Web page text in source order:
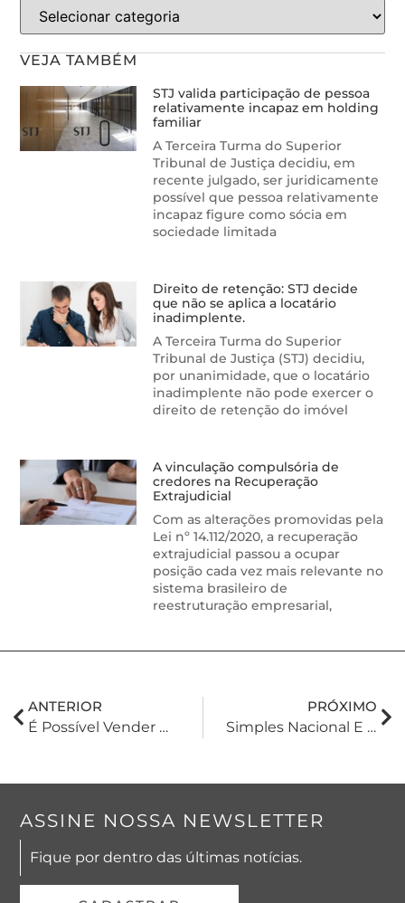
VEJA TAMBÉM
STJ valida participação de pessoa
relativamente incapaz em holding
familiar
A Terceira Turma do Superior
Tribunal de Justiça decidiu, em
recente julgado, ser juridicamente
possível que pessoa relativamente
incapaz figure como sócia em
sociedade limitada
Direito de retenção: STJ decide
que não se aplica a locatário
inadimplente.
A Terceira Turma do Superior
Tribunal de Justiça (STJ) decidiu,
por unanimidade, que o locatário
inadimplente não pode exercer o
direito de retenção do imóvel
A vinculação compulsória de
credores na Recuperação
Extrajudicial
Com as alterações promovidas pela
Lei nº 14.112/2020, a recuperação
extrajudicial passou a ocupar
posição cada vez mais relevante no
sistema brasileiro de
reestruturação empresarial,
ANTERIOR
É Possível Vender Um Imóvel Antes De Finalizado O Inventário?
PRÓXIMO
Simples Nacional E SPED PIS/COFINS
ASSINE NOSSA NEWSLETTER
Fique por dentro das últimas notícias.